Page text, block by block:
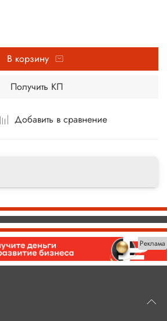
Добавить в сравнение
В корзину
Получить КП
Реклама